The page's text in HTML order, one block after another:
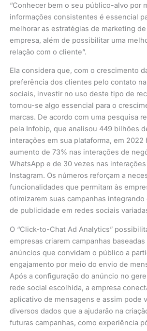
“Conhecer bem o seu público-alvo por
informações consistentes é essencial
melhorar as estratégias de marketing de
empresa, além de possibilitar uma
relação com o cliente”.
Ela considera que, com o crescimento
preferência dos clientes pelo contato
sociais, investir no uso deste tipo de
tornou-se algo essencial para o
marcas. De acordo com uma pesquisa
pela Infobip, que analisou 449 bilhões
interações em sua plataforma, em 2022
aumento de 73% nas interações de
WhatsApp e de 30 vezes nas
Instagram. Os números reforçam a
funcionalidades que permitam às
otimizarem suas campanhas integrando
de publicidade em redes sociais
O “Click-to-Chat Ad Analytics”
empresas criarem campanhas baseadas
anúncios que convidam o público a
engajamento por meio do envio de
Após a configuração do anúncio no
rede social escolhida, a empresa
aplicativo de mensagens e assim pode
diversos dados que a ajudarão na
futuras campanhas, como experiência